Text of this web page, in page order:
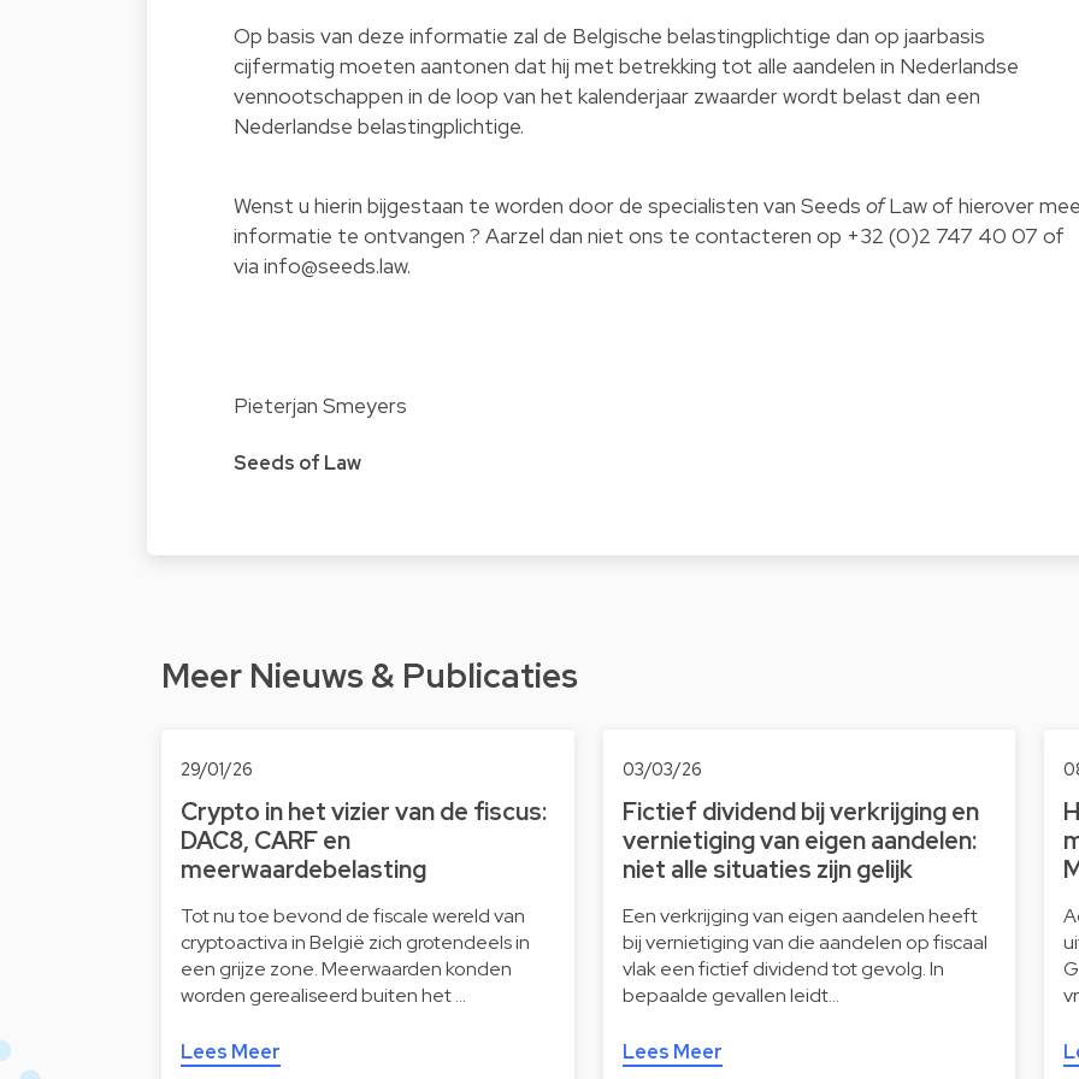
Op basis van deze informatie zal de Belgische belastingplichtige dan op jaarbasis
cijfermatig moeten aantonen dat hij met betrekking tot alle aandelen in Nederlandse
vennootschappen in de loop van het kalenderjaar zwaarder wordt belast dan een
Nederlandse belastingplichtige.
Wenst u hierin bijgestaan te worden door de specialisten van Seeds ofLaw of hierover
informatie te ontvangen ? Aarzel dan niet ons te contacteren op +32 (0)2 747 40 07 of
via info@seeds.law.
Pieterjan Smeyers
Seeds of Law
Meer Nieuws & Publicaties
29/01/26
Crypto in het vizier van de fiscus:
DAC8, CARF en
meerwaardebelasting
Tot nu toe bevond de fiscale wereld van
cryptoactiva in België zich grotendeels in
een grijze zone. Meerwaarden konden
worden gerealiseerd buiten het …
Lees Meer
03/03/26
Fictief dividend bij verkrijging en
vernietiging van eigen aandelen:
niet alle situaties zijn gelijk
Een verkrijging van eigen aandelen heeft
bij vernietiging van die aandelen op fiscaal
vlak een fictief dividend tot gevolg. In
bepaalde gevallen leidt…
Lees Meer